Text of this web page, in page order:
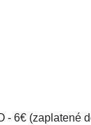
- 6€ (zaplatené